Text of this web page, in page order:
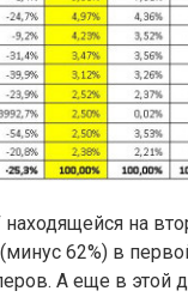
на
62%) в
А еще в